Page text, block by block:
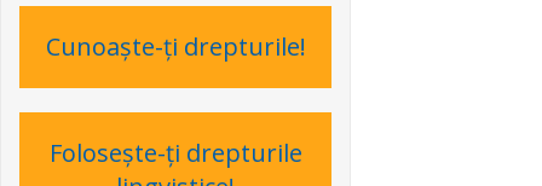
Cunoaşte-ţi drepturile!
Foloseşte-ţi drepturile